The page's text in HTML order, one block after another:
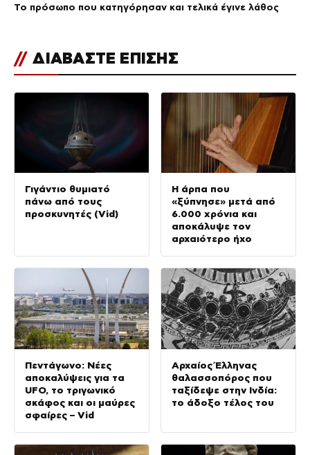
Το πρόσωπο που κατηγόρησαν και τελικά έγινε λάθος
// ΔΙΑΒΑΣΤΕ ΕΠΙΣΗΣ
Γιγάντιο θυμιατό
πάνω από τους
προσκυνητές (Vid)
Η άρπα που
«ξύπνησε» μετά από
6.000 χρόνια και
αποκάλυψε τον
αρχαιότερο ήχο
Πεντάγωνο: Νέες
αποκαλύψεις για τα
UFO, το τριγωνικό
σκάφος και οι μαύρες
σφαίρες – Vid
Αρχαίος Έλληνας
θαλασσοπόρος που
ταξίδεψε στην Ινδία:
το άδοξο τέλος του